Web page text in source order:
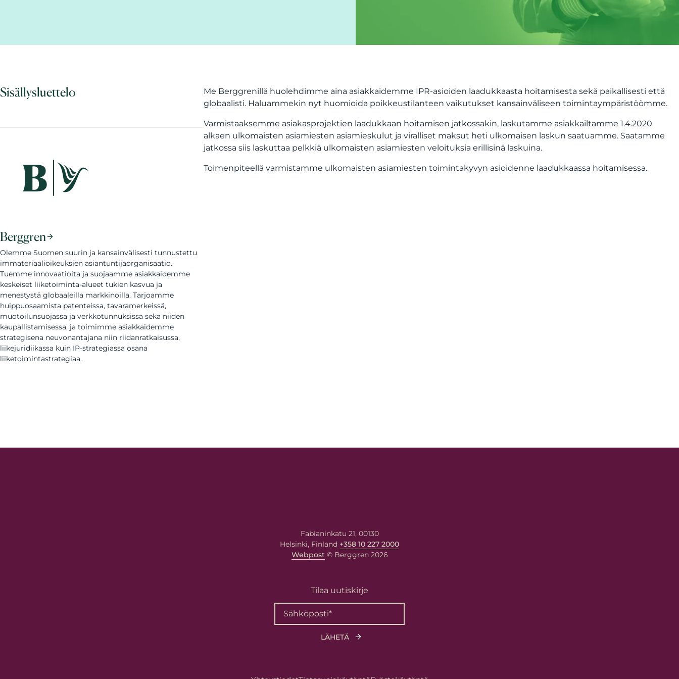
Sisällysluettelo
Berggren
Olemme Suomen suurin ja kansainvälisesti tunnustettu
immateriaalioikeuksien asiantuntijaorganisaatio.
Tuemme innovaatioita ja suojaamme asiakkaidemme
keskeiset liiketoiminta-alueet tukien kasvua ja
menestystä globaaleilla markkinoilla. Tarjoamme
huippuosaamista patenteissa, tavaramerkeissä,
muotoilunsuojassa ja verkkotunnuksissa sekä niiden
kaupallistamisessa, ja toimimme asiakkaidemme
strategisena neuvonantajana niin riidanratkaisussa,
liikejuridiikassa kuin IP-strategiassa osana
liiketoimintastrategiaa.
Me Berggrenillä huolehdimme aina asiakkaidemme IPR-asioiden laadukkaasta hoitamisesta sekä paikallisesti että
globaalisti. Haluammekin nyt huomioida poikkeustilanteen vaikutukset kansainväliseen toimintaympäristöömme.
Varmistaaksemme asiakasprojektien laadukkaan hoitamisen jatkossakin, laskutamme asiakkailtamme 1.4.2020
alkaen ulkomaisten asiamiesten asiamieskulut ja viralliset maksut heti ulkomaisen laskun saatuamme. Saatamme
jatkossa siis laskuttaa pelkkiä ulkomaisten asiamiesten veloituksia erillisinä laskuina.
Toimenpiteellä varmistamme ulkomaisten asiamiesten toimintakyvyn asioidenne laadukkaassa hoitamisessa.
Fabianinkatu 21, 00130
Helsinki, Finland +358 10 227 2000
Webpost© Berggren 2026
Tilaa uutiskirje